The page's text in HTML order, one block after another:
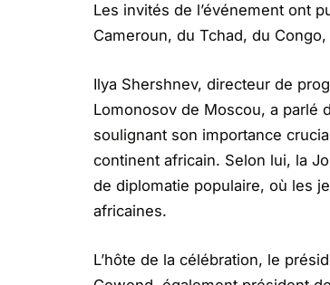
Les invités de l’événement ont
Cameroun, du Tchad, du
Ilya Shershnev, directeur de
Lomonosov de Moscou, a parlé
soulignant son importance
continent africain. Selon lui, la
de diplomatie populaire, où les
africaines.
L’hôte de la célébration, le